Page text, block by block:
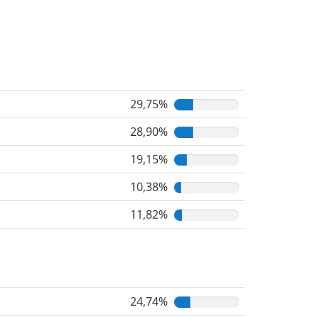
29,75%
28,90%
19,15%
10,38%
11,82%
24,74%